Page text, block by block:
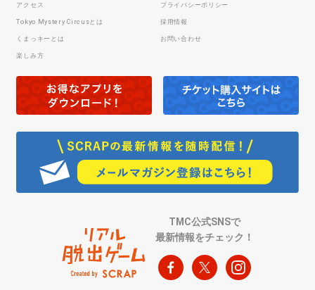
アクセス
Tokyo Mystery Circusとは
くまっキーとは
楽しみ方
プライバシーポリシー
採用情報
お問い合わせ
TMC公式SNSで
最新情報をチェック！